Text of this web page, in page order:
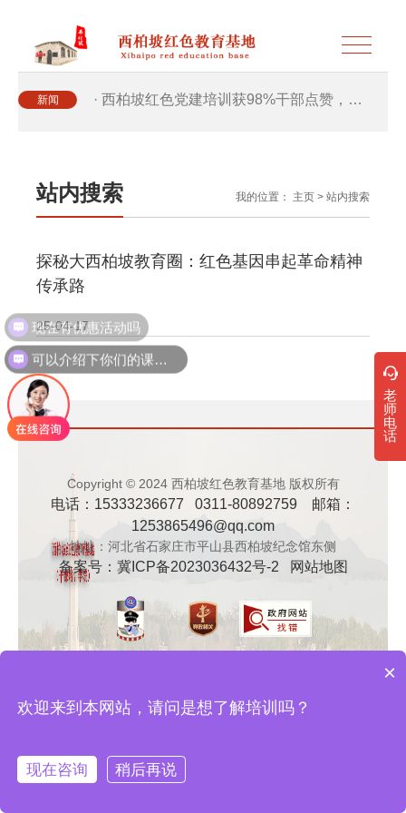
新闻 · 西柏坡红色党建培训获98%干部点赞，…
· 干部培训破解走过场 西柏坡红色教育…
· 2026年干部培训提质增效三大路径，揭…
· 2026年干部培训提质增效三大路径，揭…
· 筑牢新时代干部信仰根基 西柏坡3招给…
· 新时代干部培训筑牢理想信念，探秘西…
· 干部培训告别形式主义 3大西柏坡教法…
站内搜索 我的位置： 主页 > 站内搜索
探秘大西柏坡教育圈：红色基因串起革命精神
传承路
25-04-17
Copyright © 2024 西柏坡红色教育基地 版权所有
电话：15333236677 0311-80892759 邮箱：
1253865496@qq.com
地址：河北省石家庄市平山县西柏坡纪念馆东侧
备案号： 冀ICP备2023036432号-2 网站地图
老
师
电
话
现在有优惠活动吗
×
欢迎来到本网站，请问是想了解培训吗？
现在咨询
稍后再说
在线咨询